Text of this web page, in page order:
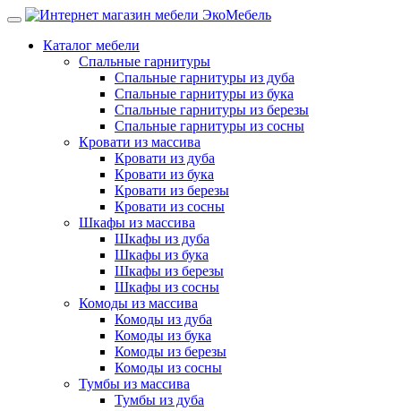
Каталог мебели
Спальные гарнитуры
Спальные гарнитуры из дуба
Спальные гарнитуры из бука
Спальные гарнитуры из березы
Спальные гарнитуры из сосны
Кровати из массива
Кровати из дуба
Кровати из бука
Кровати из березы
Кровати из сосны
Шкафы из массива
Шкафы из дуба
Шкафы из бука
Шкафы из березы
Шкафы из сосны
Комоды из массива
Комоды из дуба
Комоды из бука
Комоды из березы
Комоды из сосны
Тумбы из массива
Тумбы из дуба